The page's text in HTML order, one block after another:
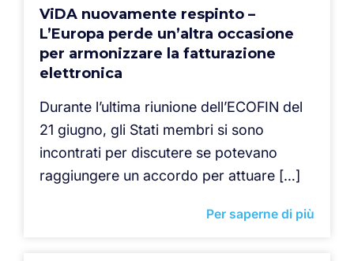
ViDA nuovamente respinto –
L’Europa perde un’altra occasione
per armonizzare la fatturazione
elettronica
Durante l’ultima riunione dell’ECOFIN del
21 giugno, gli Stati membri si sono
incontrati per discutere se potevano
raggiungere un accordo per attuare […]
Per saperne di più